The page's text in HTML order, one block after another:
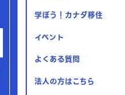
学ぼう！カナダ移住
イベント
よくある質問
法人の方はこちら